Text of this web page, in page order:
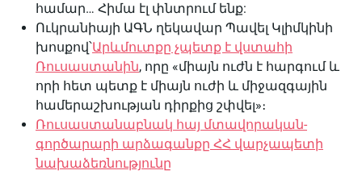
համար… Հիմա էլ փնտրում ենք:
Ուկրանիայի ԱԳՆ ղեկավար Պավել Կլիմկինի
խոսքով՝Արևմուտքը չպետք է վստահի
Ռուսաստանին, որը «միայն ուժն է հարգում և
որի հետ պետք է միայն ուժի և միջազգային
համերաշխության դիրքից շփվել»։
Ռուսաստանաբնակ հայ մտավորական-
գործարարի արձագանքը ՀՀ վարչապետի
նախաձեռնությունը